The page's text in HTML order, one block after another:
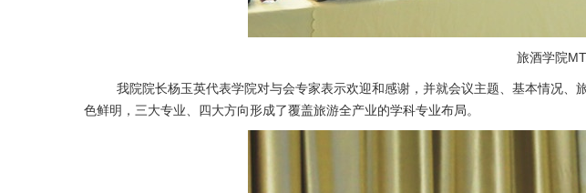
旅酒学院
我院院长杨玉英代表学院对与会专家表示欢迎和感谢，并就会议主题、基本情况、旅
色鲜明，三大专业、四大方向形成了覆盖旅游全产业的学科专业布局。